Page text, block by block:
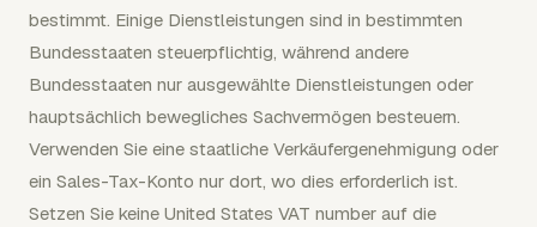
bestimmt. Einige Dienstleistungen sind in bestimmten
Bundesstaaten steuerpflichtig, während andere
Bundesstaaten nur ausgewählte Dienstleistungen oder
hauptsächlich bewegliches Sachvermögen besteuern.
Verwenden Sie eine staatliche Verkäufergenehmigung oder
ein Sales-Tax-Konto nur dort, wo dies erforderlich ist.
Setzen Sie keine United States VAT number auf die